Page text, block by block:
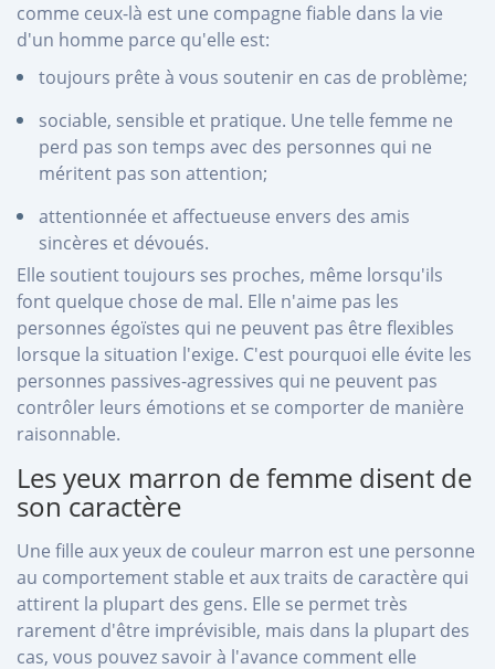
comme ceux-là est une compagne fiable dans la vie
d'un homme parce qu'elle est:
toujours prête à vous soutenir en cas de problème;
sociable, sensible et pratique. Une telle femme ne
perd pas son temps avec des personnes qui ne
méritent pas son attention;
attentionnée et affectueuse envers des amis
sincères et dévoués.
Elle soutient toujours ses proches, même lorsqu'ils
font quelque chose de mal. Elle n'aime pas les
personnes égoïstes qui ne peuvent pas être flexibles
lorsque la situation l'exige. C'est pourquoi elle évite les
personnes passives-agressives qui ne peuvent pas
contrôler leurs émotions et se comporter de manière
raisonnable.
Les yeux marron de femme disent de
son caractère
Une fille aux yeux de couleur marron est une personne
au comportement stable et aux traits de caractère qui
attirent la plupart des gens. Elle se permet très
rarement d'être imprévisible, mais dans la plupart des
cas, vous pouvez savoir à l'avance comment elle